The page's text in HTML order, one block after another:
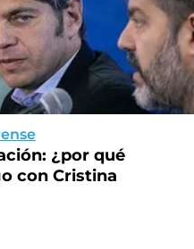
¿por qué
con Cristina